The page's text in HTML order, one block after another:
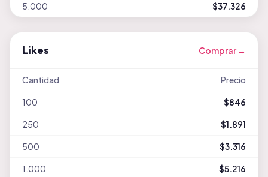
5.000 $37.326
Likes Comprar →
Cantidad Precio
100 $846
250 $1.891
500 $3.316
1.000 $5.216